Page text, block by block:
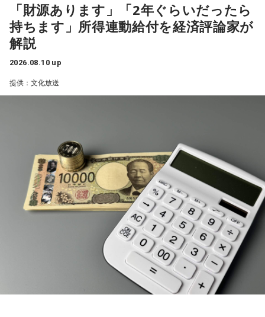
した新たな給付制度「所得連動給付」を本格導入することを
決めました。税や社会保険料負担が重い中低所得者を支援す
る制度だと言いますが、給付額、支援対象の所得水準、財源
規模などは白紙状態です。本格導入までに国民の納得を得ら
所得連動給付は、一定の就労の所得がある中低所得の個人を
「これはだから公約通りですよね。給付付き税額控除を
やると。それと合わせて消費税の減税も考えると」
寺島「まあ、つなぎでね」
「これをやったら消費税は元に戻しますということで。
一応これで、2年後に必ず戻すと言ったことは大義名分が立つ
かなと。そうすると「財源が～」とか言ってる人も、まあ百
歩譲って――本当は歳出削減でやるべきだと思いますけど
「財源あります」「2年ぐらいだったら
持ちます」所得連動給付を経済評論家が
解説
2026.08.10 up
提供：文化放送